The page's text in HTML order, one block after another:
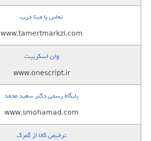
تماس با مینا درب
www.tamertmarkzi.com
وان اسکریپت
www.onescript.ir
پایگاه رسمی دکتر سعید محمد
www.smohamad.com
ترخیص کالا از گمرک